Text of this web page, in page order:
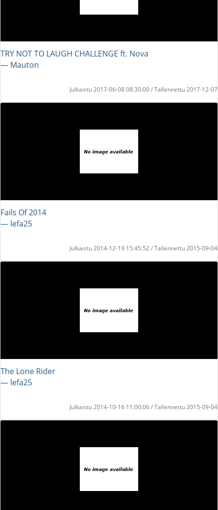
TRY NOT TO LAUGH CHALLENGE ft. Nova
― Mauton
Julkaistu 2017-06-08 08:30:00 / Tallennettu 2017-12-07
Fails Of 2014
― lefa25
Julkaistu 2014-12-19 15:45:52 / Tallennettu 2015-09-04
The Lone Rider
― lefa25
Julkaistu 2014-10-16 11:00:06 / Tallennettu 2015-09-04